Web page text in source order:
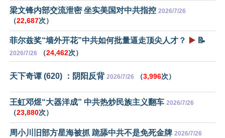
梁文锋内部交流泄密 坐实美国对中共指控 2026/7/26
（22,687次）
菲尔兹奖“墙外开花”中共如何批量逼走顶尖人才？ ▶️ 📝
2026/7/26 （24,462次）
天下奇谭 (620) ：阴阳反背 2026/7/26 （3,996次）
王虹邓煜“大器洋成” 中共热炒民族主义翻车 2026/7/26
（23,880次）
周小川旧部方星海被抓 跪舔中共不是免死金牌 2026/7/26